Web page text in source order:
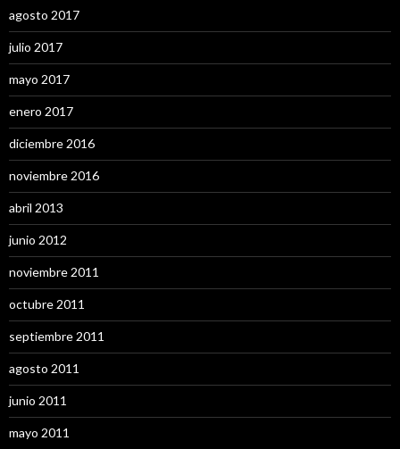
agosto 2017
julio 2017
mayo 2017
enero 2017
diciembre 2016
noviembre 2016
abril 2013
junio 2012
noviembre 2011
octubre 2011
septiembre 2011
agosto 2011
junio 2011
mayo 2011